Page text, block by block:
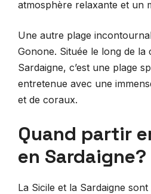
atmosphère relaxante et un
Une autre plage
Gonone. Située le long de la
Sardaigne, c’est une plage
entretenue avec une
et de coraux.
Quand partir
en Sardaigne?
La Sicile et la Sardaigne